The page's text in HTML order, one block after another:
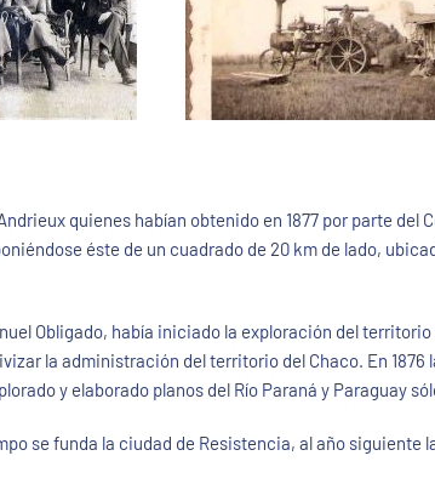
quienes habían obtenido en 1877 por parte del
éste de un cuadrado de 20 km de lado,
Obligado, había iniciado la exploración del
la administración del territorio del Chaco. En
y elaborado planos del Río Paraná y Paraguay
se funda la ciudad de Resistencia, al año siguiente